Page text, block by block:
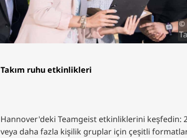
©
Takım ruhu etkinlikleri
Hannover'deki Teamgeist etkinliklerini keşfedin:
veya daha fazla kişilik gruplar için çeşitli